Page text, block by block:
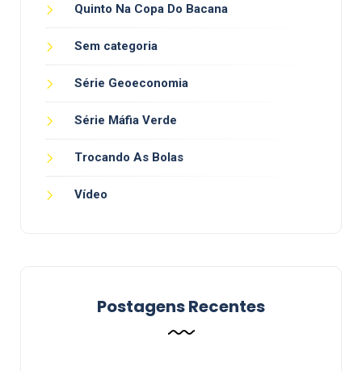
Quinto Na Copa Do Bacana
Sem categoria
Série Geoeconomia
Série Máfia Verde
Trocando As Bolas
Vídeo
Postagens Recentes